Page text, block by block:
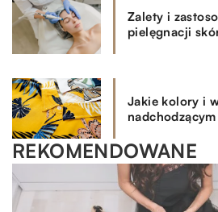
Zalety i
pielęgnacji
Jakie kolory i
REKOMENDOWANE